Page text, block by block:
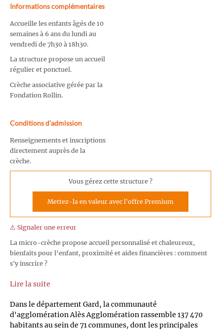
Informations complémentaires
Accueille les enfants âgés de 10
semaines à 6 ans du lundi au
vendredi de 7h30 à 18h30.
La structure propose un accueil
régulier et ponctuel.
Crèche associative gérée par la
Fondation Rollin.
Conditions d'admission
Renseignements et inscriptions
directement auprès de la
crèche.
Vous gérez cette structure ?
Mettez-la en valeur avec l'offre Premium
⚠️ Signaler une erreur
La micro-crèche propose accueil personnalisé et chaleureux,
bienfaits pour l’enfant, proximité et aides financières : comment
s'y inscrire ?
Lire la suite
Dans le département Gard, la communauté
d'agglomération Alès Agglomération rassemble 137 470
habitants au sein de 71 communes, dont les principales